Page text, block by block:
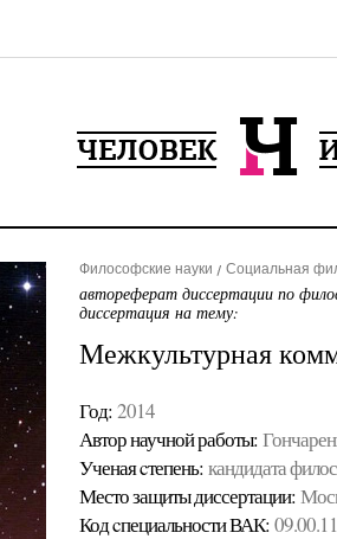
Философские науки Социальная
автореферат диссертации по
диссертация на тему:
Межкультурная
Год: 2014
Автор научной работы:
Ученая cтепень: кандидата
Место защиты диссертации:
Код cпециальности ВАК: 09.00.11